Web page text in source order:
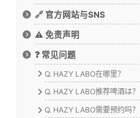
🔗 官方网站与SNS
⚠️ 免责声明
❓ 常见问题
Q. HAZY LABO在哪里？
Q. HAZY LABO推荐啤酒は？
Q. HAZY LABO需要预约吗？